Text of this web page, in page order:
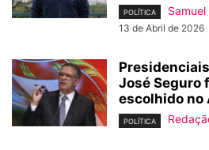
POLÍTICA
13 de Abril de 2026
José Seguro
escolhido no
POLÍTICA